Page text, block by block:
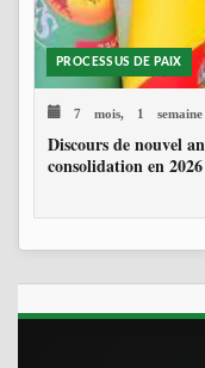
PROCESSUS DE PAIX
7 mois, 1 semaine
Discours de nouvel
consolidation en 2026